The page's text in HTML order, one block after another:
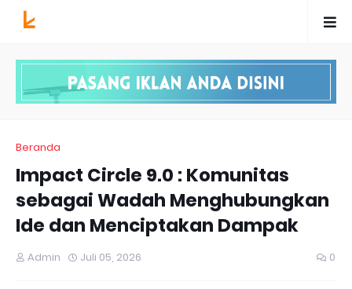
Beranda
Impact Circle 9.0 : Komunitas
sebagai Wadah Menghubungkan
Ide dan Menciptakan Dampak
Admin Juli 05, 2026 0